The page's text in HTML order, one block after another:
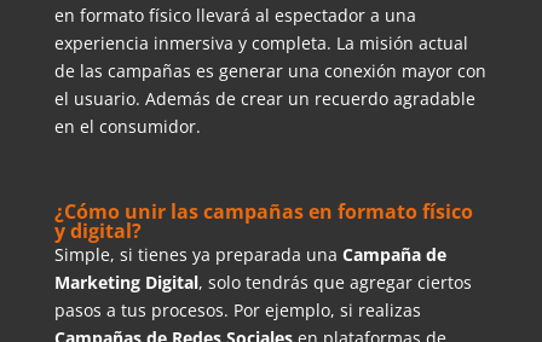
en formato físico llevará al espectador a una
experiencia inmersiva y completa. La misión actual
de las campañas es generar una conexión mayor con
el usuario. Además de crear un recuerdo agradable
en el consumidor.
¿Cómo unir las campañas en formato físico
y digital?
Simple, si tienes ya preparada una Campaña de
Marketing Digital, solo tendrás que agregar ciertos
pasos a tus procesos. Por ejemplo, si realizas